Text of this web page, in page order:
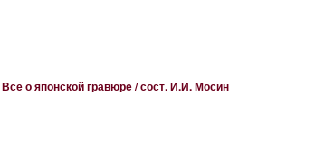
Все о японской гравюре / сост. И.И. Мосин